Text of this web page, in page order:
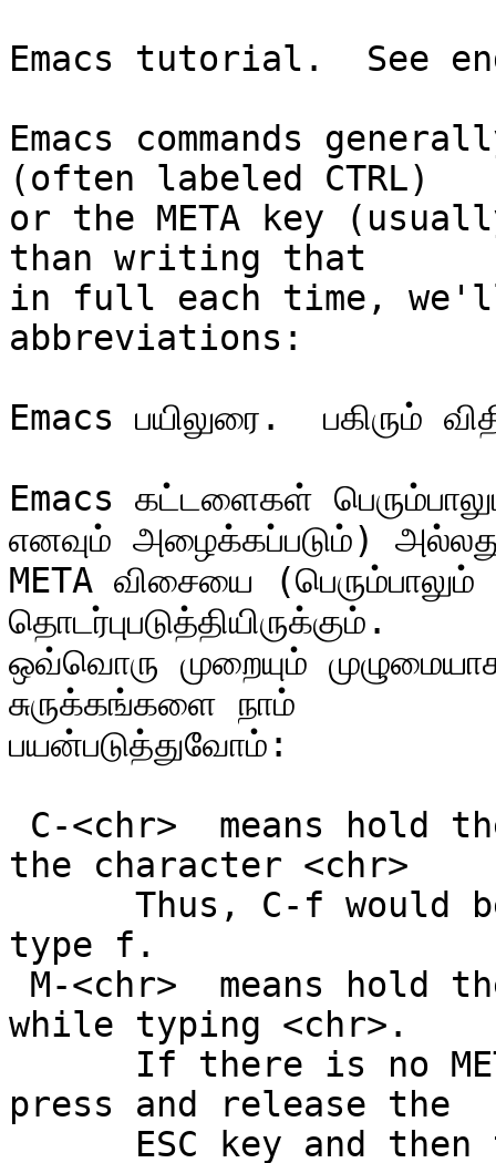
Emacs tutorial.  See
Emacs commands
(often labeled CTRL)
or the META key
than writing that
in full each time,
abbreviations:
Emacs பயிலுரை.  பகிரும்
Emacs கட்டளைகள்
எனவும் அழைக்கப்படும்)
META விசையை
தொடர்புபடுத்தியிருக்கும்.
ஒவ்வொரு முறையும்
சுருக்கங்களை நாம்
பயன்படுத்துவோம்:
the character <chr>
type f.
while typing <chr>.
press and release the